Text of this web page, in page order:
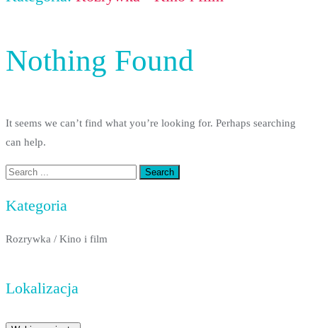
Nothing Found
It seems we can’t find what you’re looking for. Perhaps searching
can help.
Kategoria
Rozrywka / Kino i film
Lokalizacja